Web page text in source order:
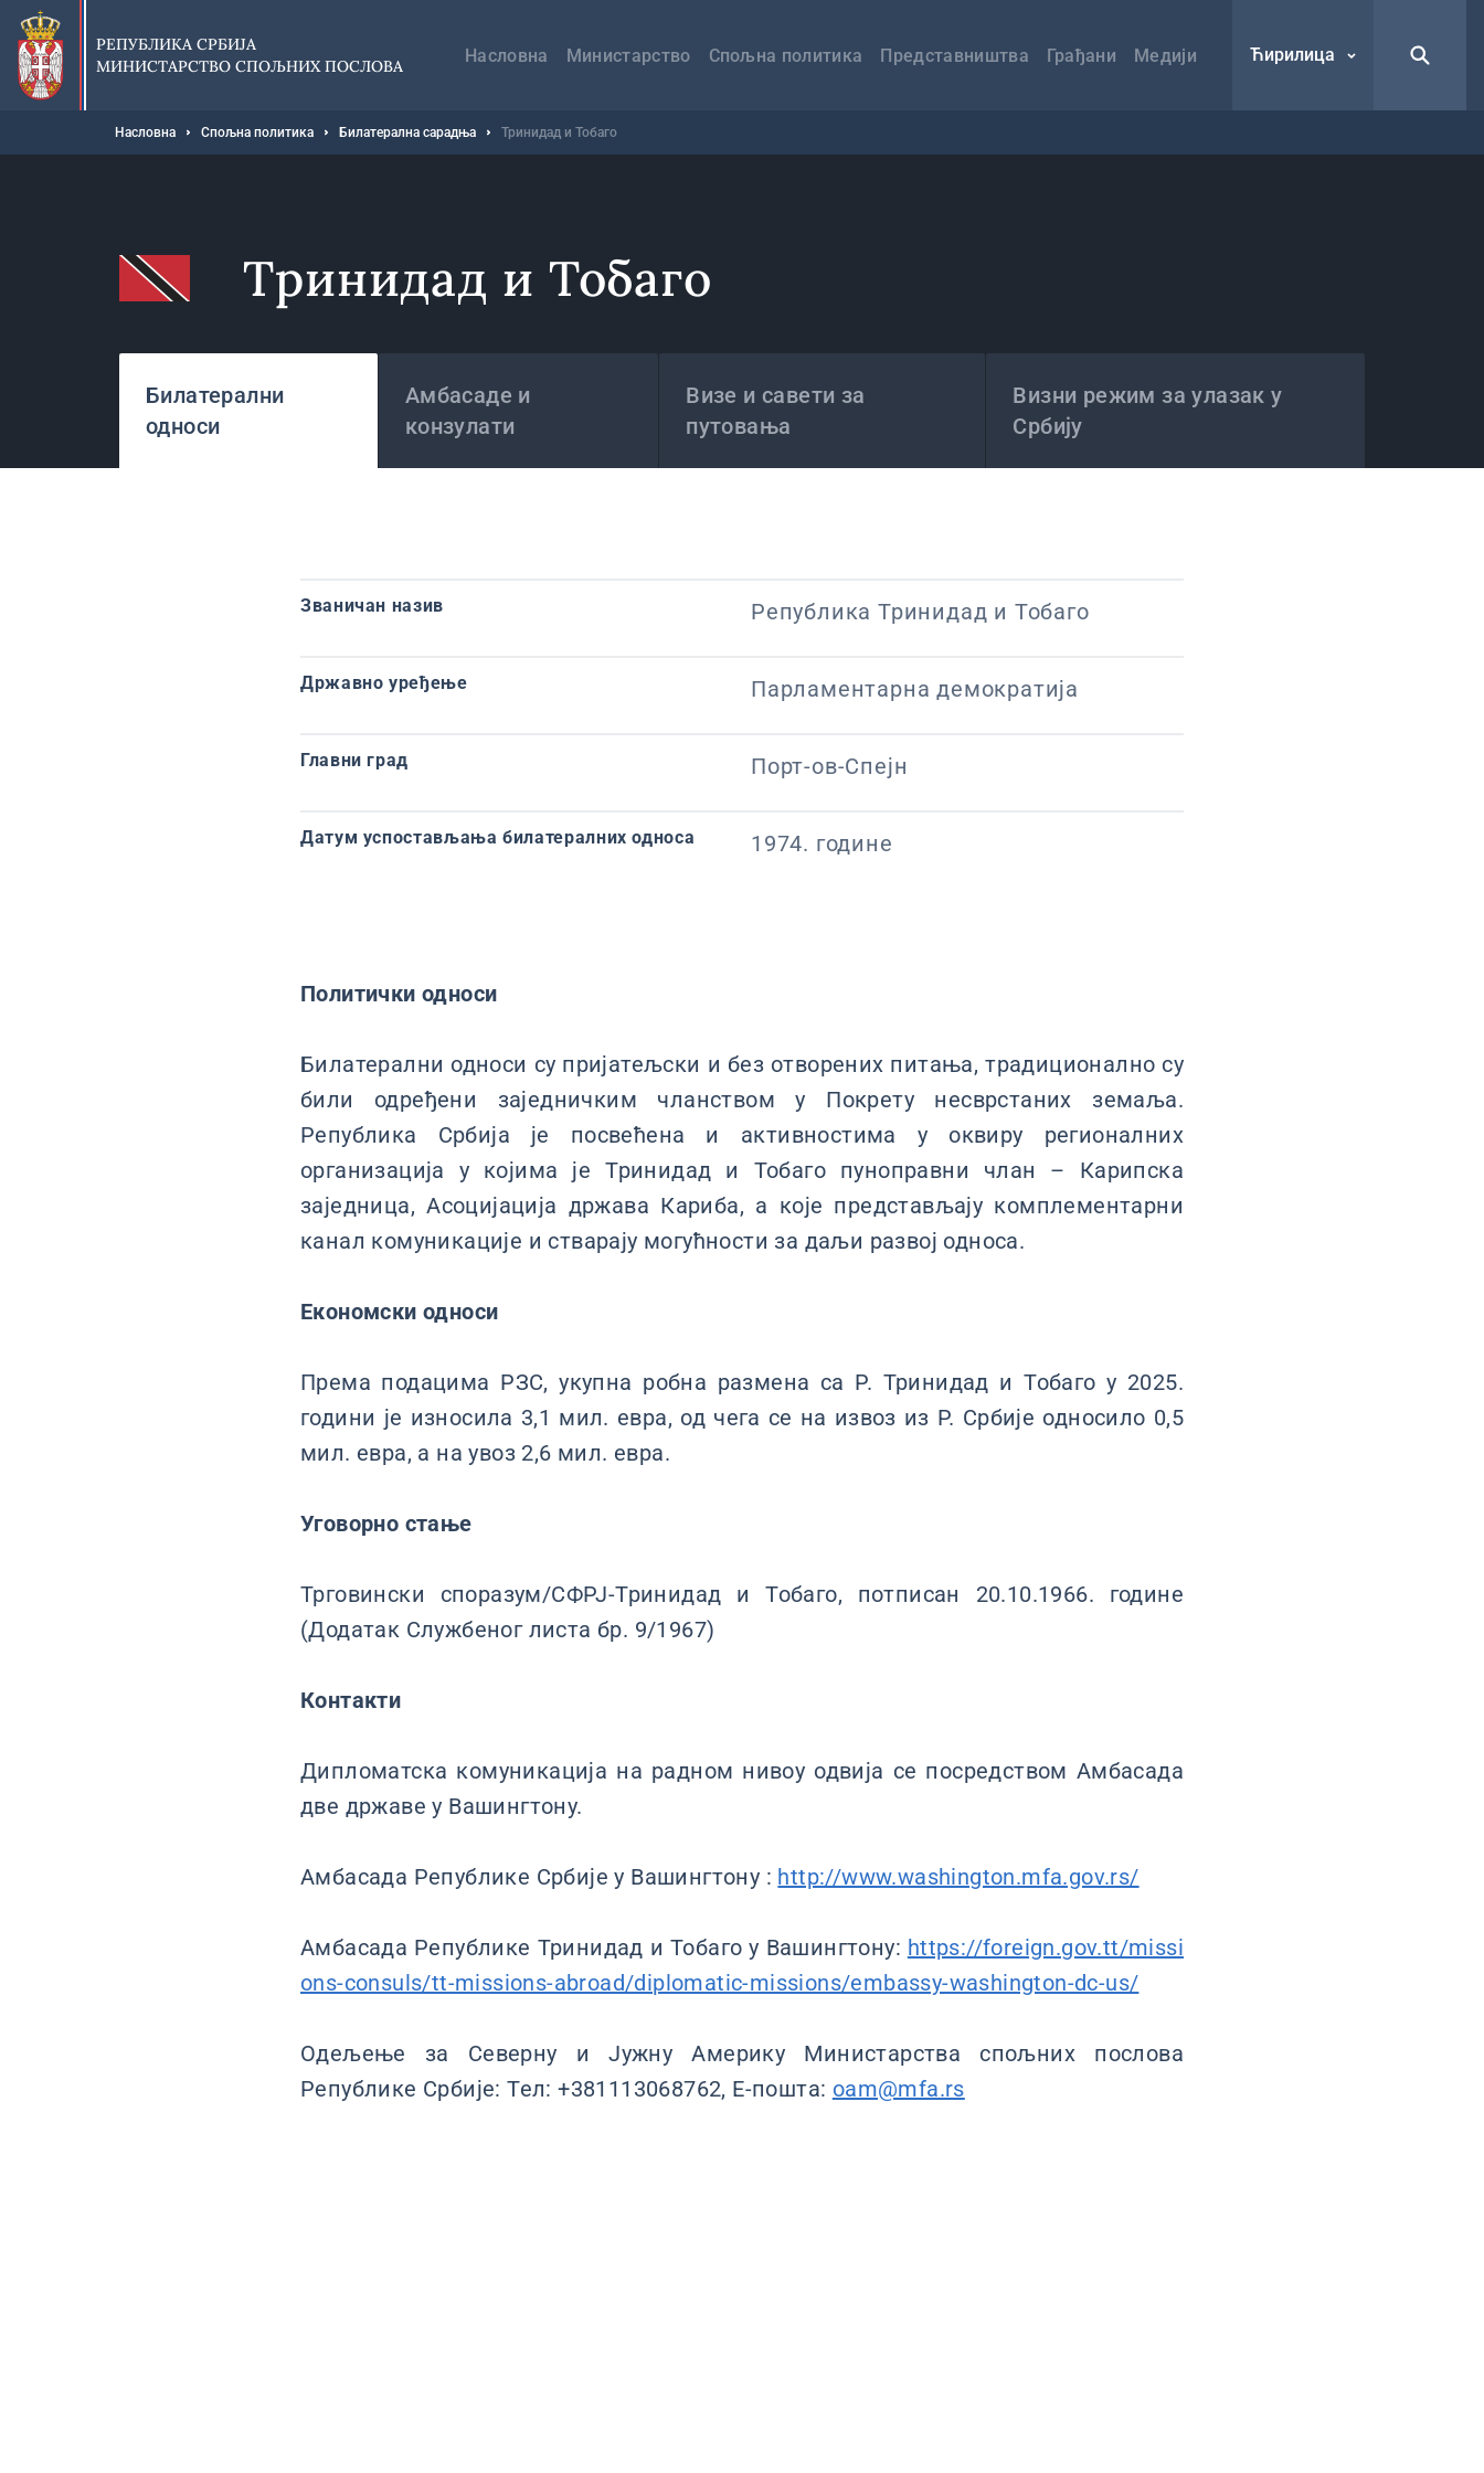
Прескочи
главни
део
садржаја
РЕПУБЛИКА СРБИЈА
МИНИСТАРСТВО СПОЉНИХ ПОСЛОВА
навигација
Насловна Министарство Спољна политика Представништва Грађани Медији Ћирилица
Мрвице
Насловна Спољна политика Билатерална сарадња Тринидад и Тобаго
Тринидад и Тобаго
Билатерални
односи
Амбасаде и
конзулати
Визе и савети за
путовања
Визни режим за улазак у
Србију
Званичан назив Република Тринидад и Тобаго
Државно уређење Парламентарна демократија
Главни град Порт-ов-Спејн
Датум успостављања билатералних односа 1974. године
Политички односи
Билатерални односи су пријатељски и без отворених питања, традиционално су
били одређени заједничким чланством у Покрету несврстаних земаља.
Република Србија је посвећена и активностима у оквиру регионалних
организација у којима је Тринидад и Тобаго пуноправни члан – Карипска
заједница, Асоцијација држава Кариба, а које представљају комплементарни
канал комуникације и стварају могућности за даљи развој односа.
Економски односи
Према подацима РЗС, укупна робна размена са Р. Тринидад и Тобаго у 2025.
години је износила 3,1 мил. евра, од чега се на извоз из Р. Србије односило 0,5
мил. евра, а на увоз 2,6 мил. евра.
Уговорно стање
Трговински споразум/СФРЈ-Тринидад и Тобаго, потписан 20.10.1966. године
(Додатак Службеног листа бр. 9/1967)
Контакти
Дипломатска комуникација на радном нивоу одвија се посредством Амбасада
две државе у Вашингтону.
Амбасада Републике Србије у Вашингтону : http://www.washington.mfa.gov.rs/
Амбасада Републике Тринидад и Тобаго у Вашингтону: https://foreign.gov.tt/missi
ons-consuls/tt-missions-abroad/diplomatic-missions/embassy-washington-dc-us/
Одељење за Северну и Јужну Америку Министарства спољних послова
Републике Србије: Тел: +381113068762, Е-пошта: oam@mfa.rs